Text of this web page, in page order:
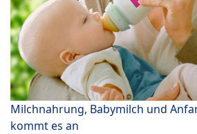
Milchnahrung, Babymilch und
kommt es an